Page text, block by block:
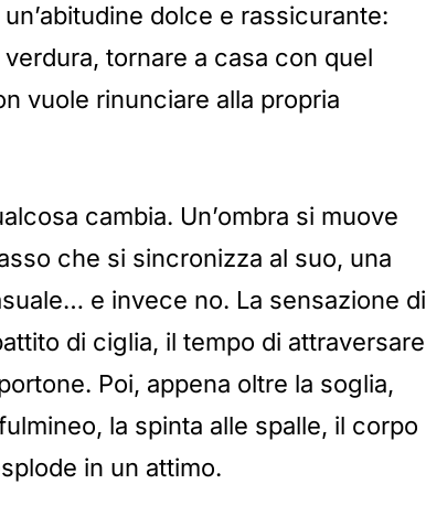
dolce e rassicurante:
tornare a casa con quel
vuole rinunciare alla propria
cambia. Un’ombra si muove
che si sincronizza al suo, una
e invece no. La sensazione di
di ciglia, il tempo di attraversare
Poi, appena oltre la soglia,
la spinta alle spalle, il corpo
in un attimo.